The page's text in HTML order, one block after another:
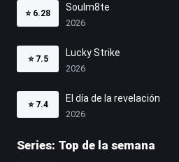
⭐ 6.28
Soulm8te
2026
⭐ 7.5
Lucky Strike
2026
⭐ 7.4
El día de la revelación
2026
Series: Top de la semana